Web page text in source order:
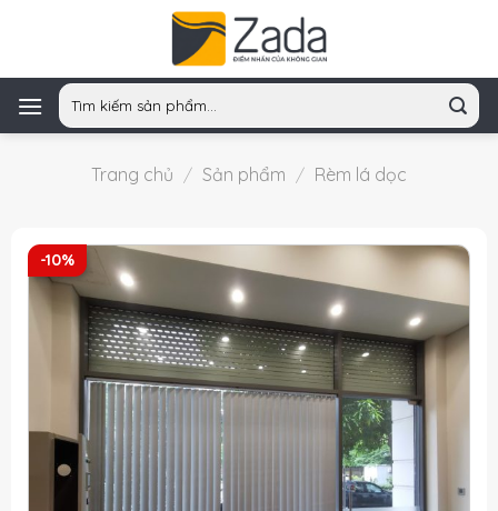
Tìm
kiếm:
Trang chủ / Sản phẩm / Rèm lá dọc
-10%